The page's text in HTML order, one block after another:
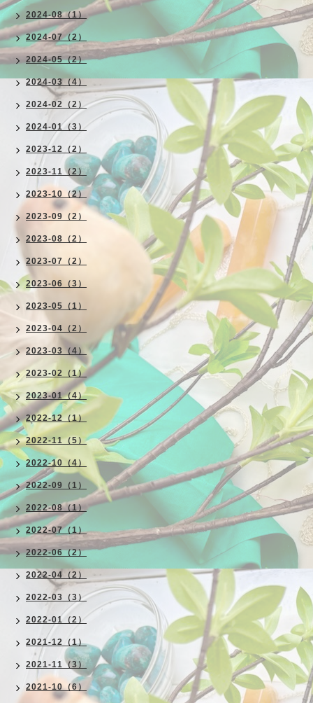
2024-08（1）
2024-07（2）
2024-05（2）
2024-03（4）
2024-02（2）
2024-01（3）
2023-12（2）
2023-11（2）
2023-10（2）
2023-09（2）
2023-08（2）
2023-07（2）
2023-06（3）
2023-05（1）
2023-04（2）
2023-03（4）
2023-02（1）
2023-01（4）
2022-12（1）
2022-11（5）
2022-10（4）
2022-09（1）
2022-08（1）
2022-07（1）
2022-06（2）
2022-04（2）
2022-03（3）
2022-01（2）
2021-12（1）
2021-11（3）
2021-10（6）